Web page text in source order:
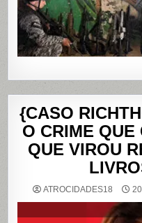
{CASO
O CRIME QUE
QUE VIROU
ATROCIDADES18